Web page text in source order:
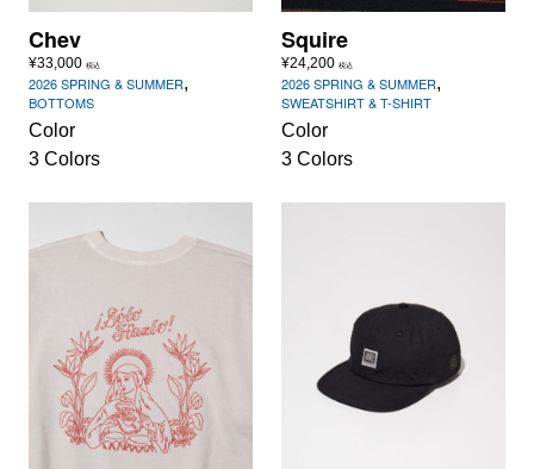
Chev
¥33,000 税込
2026 SPRING & SUMMER,
BOTTOMS
Color
3 Colors
Squire
¥24,200 税込
2026 SPRING & SUMMER,
SWEATSHIRT & T-SHIRT
Color
3 Colors